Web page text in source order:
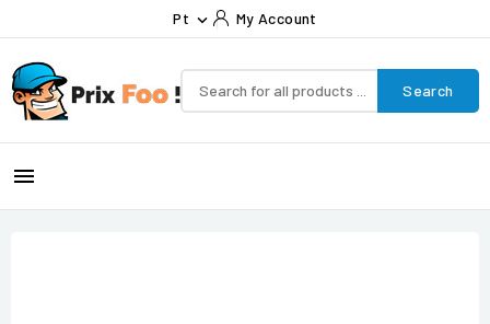
Pt  My Account
Search
